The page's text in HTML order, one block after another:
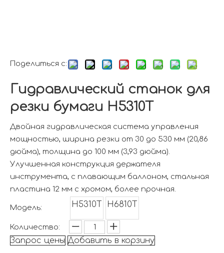
Поделиться с:
Гидравлический станок для
резки бумаги H5310T
Двойная гидравлическая система управления
мощностью, ширина резки от 30 до 530 мм (20,86
дюйма), толщина до 100 мм (3,93 дюйма).
Улучшенная конструкция держателя
инструмента, с плавающим баллоном, стальная
пластина 12 мм с хромом, более прочная.
Модель: H5310T H6810T
Количество:
Запрос цены Добавить в корзину